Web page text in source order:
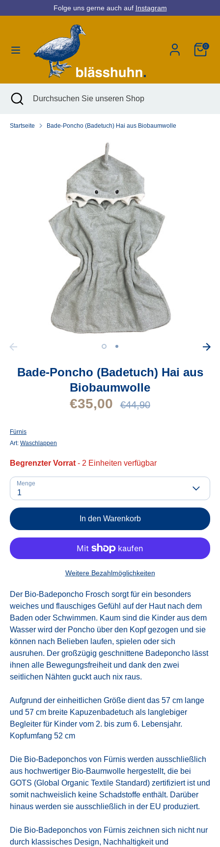
zum
Folge uns gerne auch auf Instagram
0
Währung
SuchenDurchsuchen
Sie
unseren
Shop
SuchenDurchsuchen
Shop
Suche
schließen
Startseite Bade-Poncho (Badetuch) Hai aus Biobaumwolle
Bade-Poncho (Badetuch) Hai aus
Biobaumwolle
€35,00
Normaler
€44,90
Fürnis
Art: Waschlappen
Begrenzter Vorrat - 2 Einheiten verfügbar
Menge
1
In den Warenkorb
Weitere Bezahlmöglichkeiten
Der Bio-Badeponcho Frosch sorgt für ein besonders
weiches und flauschiges Gefühl auf der Haut nach dem
Baden oder Schwimmen. Kaum sind die Kinder aus dem
Wasser wird der Poncho über den Kopf gezogen und sie
können nach Belieben laufen, spielen oder sich
ausruhen. Der großzügig geschnittene Badeponcho lässt
ihnen alle Bewegungsfreiheit und dank den zwei
seitlichen Nähten guckt auch nix raus.
Aufgrund der einheitlichen Größe dient das 57 cm lange
und 57 cm breite Kapuzenbadetuch als langlebiger
Begleiter für Kinder vom 2. bis zum 6. Lebensjahr.
Kopfumfang 52 cm
Die Bio-Badeponchos von Fürnis werden ausschließlich
aus hochwertiger Bio-Baumwolle hergestellt, die bei
GOTS (Global Organic Textile Standard) zertifiziert ist und
somit nachweislich keine Schadstoffe enthält. Darüber
hinaus werden sie ausschließlich in der EU produziert.
Die Bio-Badeponchos von Fürnis zeichnen sich nicht nur
durch klassisches Design, Nachhaltigkeit und